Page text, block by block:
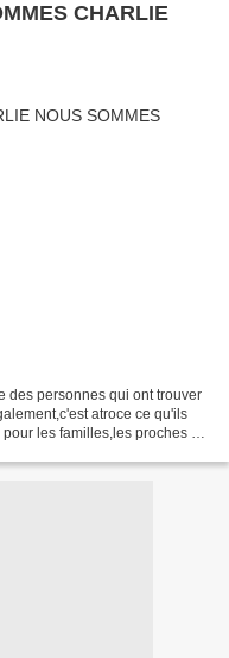
CHARLIE
des personnes qui ont trouver
atroce ce qu'ils
les familles,les proches et